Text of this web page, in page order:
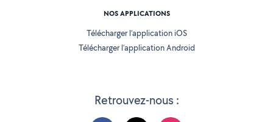
Retrouvez-nous :
NOS APPLICATIONS
Télécharger l’application iOS
Télécharger l’application Android